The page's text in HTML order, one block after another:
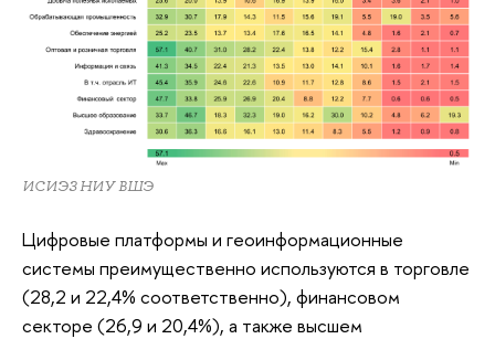
ИСИЭЗ НИУ ВШЭ
Цифровые платформы и геоинформационные
системы преимущественно используются в торговле
(28,2 и 22,4% соответственно), финансовом
секторе (26,9 и 20,4%), а также высшем